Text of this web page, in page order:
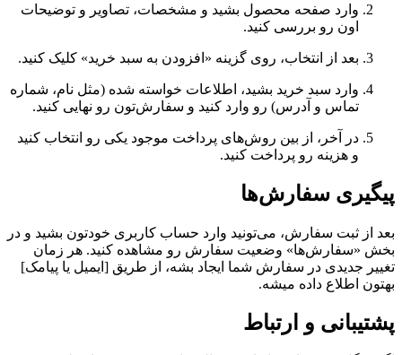
وارد صفحه محصول بشید و مشخصات، تصاویر و توضیحات
اون رو بررسی کنید.
بعد از انتخاب، روی گزینه «افزودن به سبد خرید» کلیک کنید.
وارد سبد خرید بشید، اطلاعات خواسته شده (مثل نام، شماره
تماس و آدرس) رو وارد کنید و سفارش‌تون رو نهایی کنید.
در آخر، از بین روش‌های پرداخت موجود یکی رو انتخاب کنید
و هزینه رو پرداخت کنید.
پیگیری سفارش‌ها
بعد از ثبت سفارش، می‌تونید وارد حساب کاربری خودتون بشید و در
بخش «سفارش‌ها» وضعیت سفارش رو مشاهده کنید. هر زمان
تغییر جدیدی در سفارش شما ایجاد بشه، از طریق [ایمیل یا پیامک]
بهتون اطلاع داده میشه.
پشتیبانی و ارتباط